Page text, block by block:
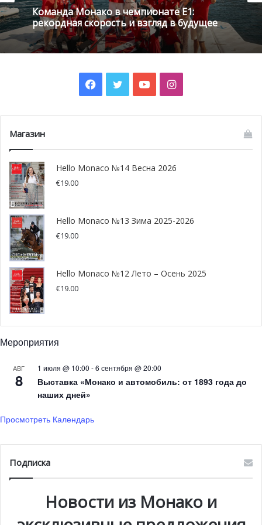
два километра.
Тренер монегасской команды Ксавье Жирар
что в 2020 году его подопечные доберутся всё-таки до
подиума. Хоть воскресный финал и стал настоящей
неожиданностью, он поздравил экипаж четырех
гонконгских женщин, которые опередили Россию,
занявшую второе место, и Данию, которая
финишировала третьей. На самом деле, команда
Испании выглядела сильнейшей в гонке, но заработала
штраф за преждевременный старт.
В мужской категории титул чемпиона был присужден
испанской команде. Но и здесь спортсмены Монако
преуспели, пробившись в финал. Будем надеяться на их
победу в 2020 году!
Фото: facebook.com/pages/category/Amateur-Sports-
Team
Команда Монако в чемпионате E1:
рекордная скорость и взгляд в будущее
Facebook
TwitterYouTubeInstagram
Магазин
Hello Monaco №14 Весна 2026
€19.00
Hello Monaco №13 Зима 2025-2026
€19.00
Hello Monaco №12 Лето – Осень 2025
€19.00
Мероприятия
АВГ
8
1 июля @ 10:00 -6 сентября @ 20:00
Выставка «Монако и автомобиль: от 1893 года до
наших дней»
Просмотреть Календарь
Подписка
Новости из Монако и